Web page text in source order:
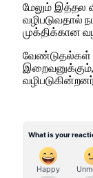
மேலும் இத்தல
வழிபடுவதால்
முக்திக்கான
வேண்டுதல்கள்
இறைவனுக்கும்,